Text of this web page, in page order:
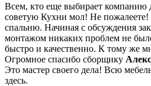
Всем, кто еще выбирает компанию
советую Кухни мол! Не пожалеете!
спальню. Начиная с обсуждения
монтажом никаких проблем не
быстро и качественно. К тому же
Огромное спасибо сборщику
Это мастер своего дела! Всю
здесь.